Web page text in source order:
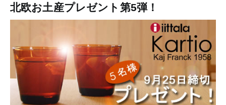
北欧お土産プレゼント第5弾！